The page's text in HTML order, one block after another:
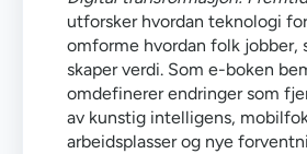
utforsker hvordan teknologi
omforme hvordan folk jobber,
skaper verdi. Som e-boken
omdefinerer endringer som
av kunstig intelligens,
arbeidsplasser og nye